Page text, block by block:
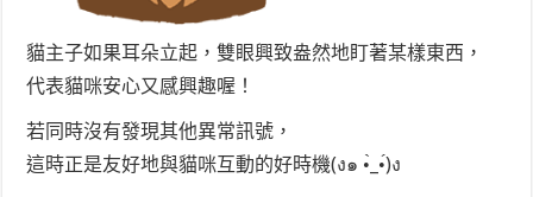
貓主子如果耳朵立起，雙眼興致盎然地盯著某樣東西，
代表貓咪安心又感興趣喔！
若同時沒有發現其他異常訊號，
這時正是友好地與貓咪互動的好時機(ง๑ •̀_•́)ง